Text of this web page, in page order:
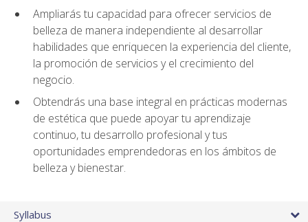
Ampliarás tu capacidad para ofrecer servicios de
belleza de manera independiente al desarrollar
habilidades que enriquecen la experiencia del cliente,
la promoción de servicios y el crecimiento del
negocio.
Obtendrás una base integral en prácticas modernas
de estética que puede apoyar tu aprendizaje
continuo, tu desarrollo profesional y tus
oportunidades emprendedoras en los ámbitos de
belleza y bienestar.
Syllabus